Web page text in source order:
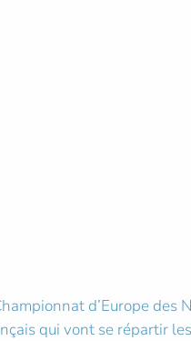
d’Europe des
qui vont se répartir